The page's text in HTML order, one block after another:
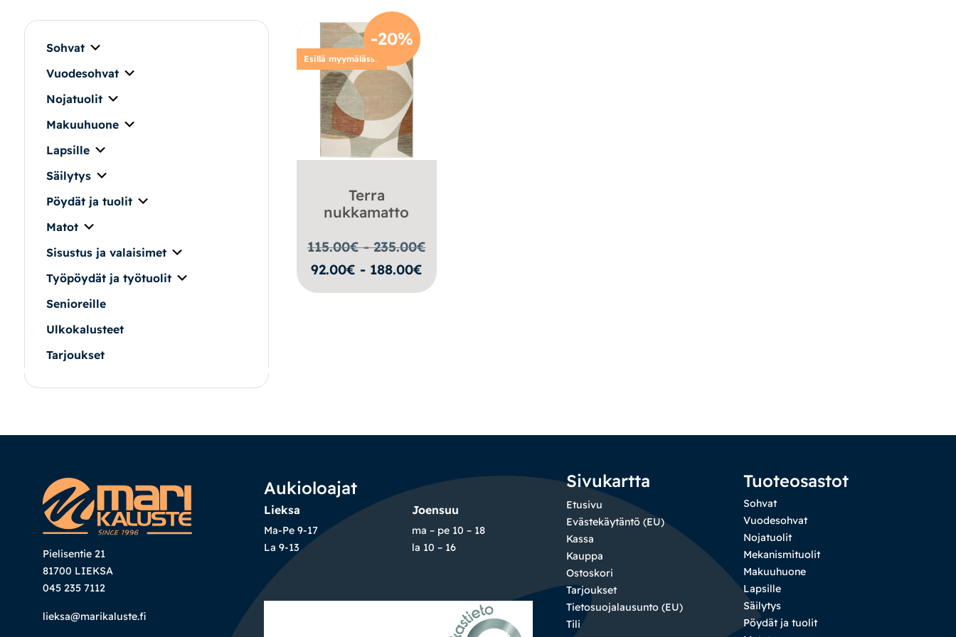
Pöydät ja tuolit
Säilytys
Työpöydät ja työtuolit
Matot
Ulkokalusteet
Valaisimet
Vuodesohvat
Senioreille
Sohvat
Vuodesohvat
Nojatuolit
Makuuhuone
Lapsille
Säilytys
Pöydät ja tuolit
Matot
Sisustus ja valaisimet
Työpöydät ja työtuolit
Senioreille
Ulkokalusteet
Tarjoukset
-20%
Esillä myymälässä
Terra
nukkamatto
115.00€ - 235.00€
92.00€ - 188.00€
Pielisentie 21
81700 LIEKSA
045 235 7112
lieksa@marikaluste.fi
Aukioloajat
Lieksa
Ma-Pe 9-17
La 9-13
Joensuu
ma – pe 10 – 18
la 10 – 16
Sivukartta
Etusivu
Evästekäytäntö (EU)
Kassa
Kauppa
Ostoskori
Tarjoukset
Tietosuojalausunto (EU)
Tili
Tuoteosastot
Sohvat
Vuodesohvat
Nojatuolit
Mekanismituolit
Makuuhuone
Lapsille
Säilytys
Pöydät ja tuolit